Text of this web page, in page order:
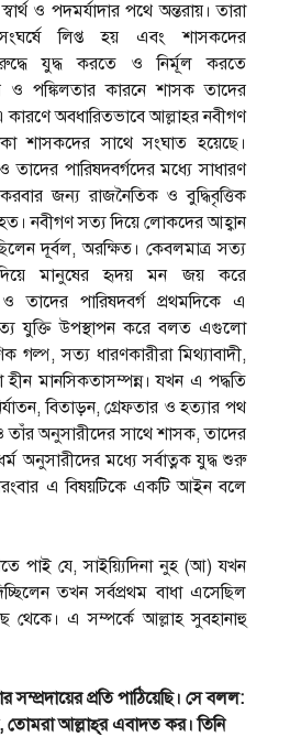
ও পদমর্যাদার পথে অন্তরায়। তারা
লিপ্ত হয় এবং শাসকদের
যুদ্ধ করতে ও নির্মূল করতে
ও পঙ্কিলতার কারনে শাসক তাদের
অবধারিতভাবে আল্লাহর নবীগণ
শাসকদের সাথে সংঘাত হয়েছে।
পারিষদবর্গদের মধ্যে সাধারণ
জন্য রাজনৈতিক ও বুদ্ধিবৃত্তিক
হত। নবীগণ সত্য দিয়ে লোকদের আহ্বান
দূর্বল, অরক্ষিত। কেবলমাত্র সত্য
দিয়ে মানুষের হৃদয় মন জয় করে
তাদের পারিষদবর্গ প্রথমদিকে এ
যুক্তি উপস্থাপন করে বলত এগুলো
গল্প, সত্য ধারণকারীরা মিথ্যাবাদী,
হীন মানসিকতাসম্পন্ন। যখন এ পদ্ধতি
বিতাড়ন, গ্রেফতার ও হত্যার পথ
তাঁর অনুসারীদের সাথে শাসক, তাদের
অনুসারীদের মধ্যে সর্বাত্নক যুদ্ধ শুরু
এ বিষয়টিকে একটি আইন বলে
পাই যে, সাইয়্যিদিনা নুহ (আ) যখন
তখন সর্বপ্রথম বাধা এসেছিল
থেকে। এ সম্পর্কে আল্লাহ সুবহানাহু
সম্প্রদায়ের প্রতি পাঠিয়েছি। সে বলল:
তোমরা আল্লাহ্‌র এবাদত কর। তিনি